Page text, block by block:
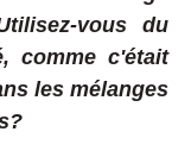
vous du
comme c'était
les mélanges